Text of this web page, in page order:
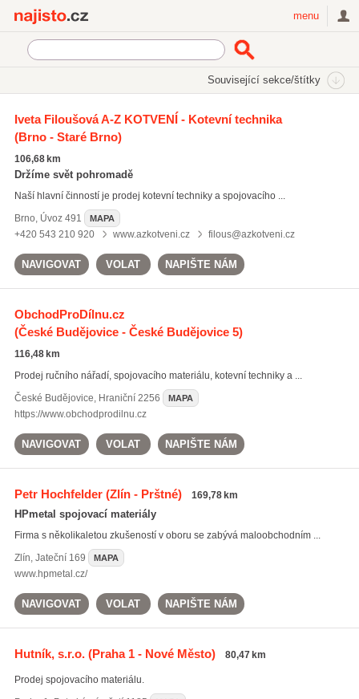
menu
Související sekce/štítky
kotevní materiál(352)
šrouby(405)
matice
Všechny související štítky
Iveta Filoušová A-Z KOTVENÍ - Kotevní technika
(Brno - Staré Brno)
106,68 km
Držíme svět pohromadě
Naší hlavní činností je prodej kotevní techniky a spojovacího ...
Brno, Úvoz 491 MAPA
+420 543 210 920 www.azkotveni.cz filous@azkotveni.cz
NAVIGOVAT VOLAT NAPIŠTE NÁM
ObchodProDílnu.cz
(České Budějovice - České Budějovice 5)
116,48 km
Prodej ručního nářadí, spojovacího materiálu, kotevní techniky a ...
České Budějovice, Hraniční 2256 MAPA
https://www.obchodprodilnu.cz
NAVIGOVAT VOLAT NAPIŠTE NÁM
Petr Hochfelder(Zlín - Prštné) 169,78 km
HPmetal spojovací materiály
Firma s několikaletou zkušeností v oboru se zabývá maloobchodním ...
Zlín, Jateční 169 MAPA
www.hpmetal.cz/
NAVIGOVAT VOLAT NAPIŠTE NÁM
Hutník, s.r.o.(Praha 1 - Nové Město) 80,47 km
Prodej spojovacího materiálu.